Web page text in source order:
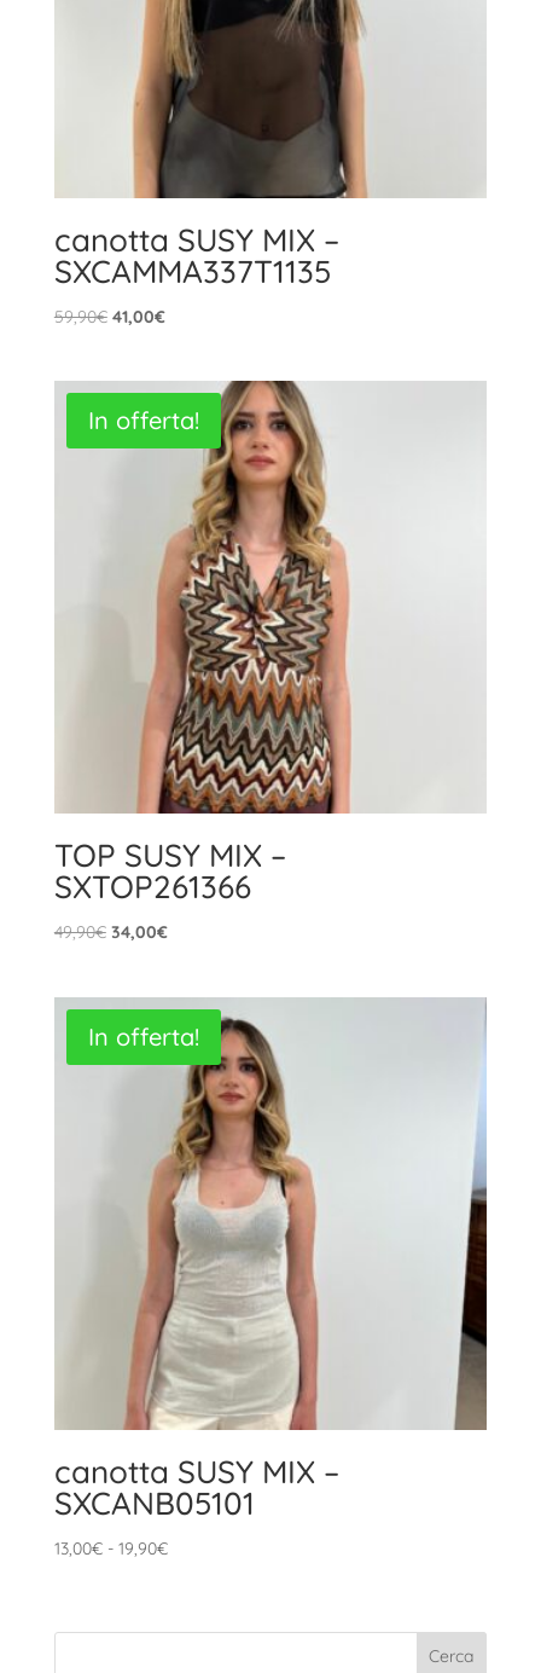
canotta SUSY MIX –
SXCAMMA337T1135
59,90€ Il
era:
59,90€.
41,00€Il
è:
41,00€.
In offerta!
TOP SUSY MIX –
SXTOP261366
49,90€ Il
era:
49,90€.
34,00€Il
è:
34,00€.
In offerta!
canotta SUSY MIX –
SXCANB05101
13,00€ - 19,90€Fascia
da